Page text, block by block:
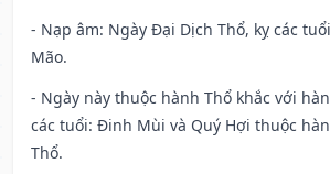
- Nạp âm: Ngày Đại Dịch Thổ, kỵ các
Mão.
- Ngày này thuộc hành Thổ khắc với
các tuổi: Đinh Mùi và Quý Hợi thuộc
Thổ.